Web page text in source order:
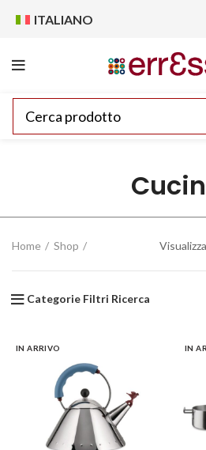
ITALIANO
Home Shop
Categorie Filtri Ricerca
IN ARRIVO IN